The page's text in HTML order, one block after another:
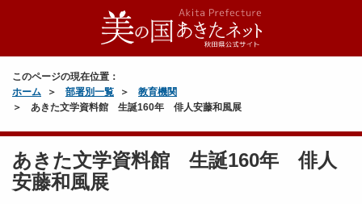
このページの現在位置：
ホーム
部署別一覧
教育機関
あきた文学資料館 生誕160年 俳人安藤和風展
あきた文学資料館 生誕160年 俳人
安藤和風展